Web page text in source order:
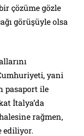
çözüme gözle
görüşüyle olsa
yani
pasaport ile
İtalya’da
rağmen,
ediliyor.